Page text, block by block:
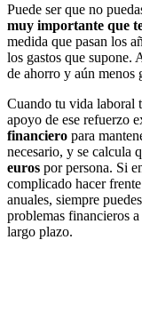
Puede ser que no
muy importante que
medida que pasan los
los gastos que supone.
de ahorro y aún menos
Cuando tu vida laboral
apoyo de ese refuerzo
financiero para
necesario, y se calcula
euros por persona. Si
complicado hacer
anuales, siempre
problemas financieros
largo plazo.